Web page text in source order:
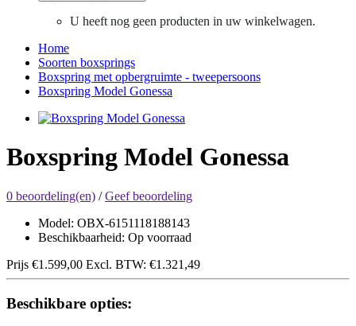
U heeft nog geen producten in uw winkelwagen.
Home
Soorten boxsprings
Boxspring met opbergruimte - tweepersoons
Boxspring Model Gonessa
Boxspring Model Gonessa
0 beoordeling(en) /Geef beoordeling
Model: OBX-6151118188143
Beschikbaarheid: Op voorraad
Prijs €1.599,00 Excl. BTW: €1.321,49
Beschikbare opties: